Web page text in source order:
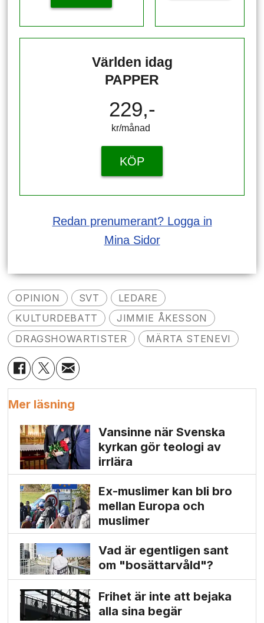
Världen idag
PAPPER
229,-
kr/månad ​​​​​​
KÖP
Redan prenumerant? Logga in
Mina Sidor
OPINION SVT
LEDARE
KULTURDEBATT
JIMMIE ÅKESSON
DRAGSHOWARTISTER
MÄRTA STENEVI
Mer läsning
Vansinne när Svenska
kyrkan gör teologi av
irrlära
Ex-muslimer kan bli bro
mellan Europa och
muslimer
Vad är egentligen sant
om "bosättarvåld"?
Frihet är inte att bejaka
alla sina begär